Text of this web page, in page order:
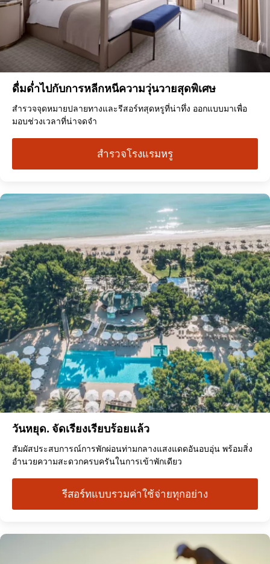
ดื่มด่ำไปกับการหลีกหนีความวุ่นวายสุดพิเศษ
สำรวจจุดหมายปลายทางและรีสอร์ทสุดหรูที่น่าทึ่ง ออกแบบมาเพื่อ
มอบช่วงเวลาที่น่าจดจำ
สำรวจโรงแรมหรู
วันหยุด. จัดเรียงเรียบร้อยแล้ว
สัมผัสประสบการณ์การพักผ่อนท่ามกลางแสงแดดอันอบอุ่น พร้อมสิ่ง
อำนวยความสะดวกครบครันในการเข้าพักเดียว
รีสอร์ทแบบรวมค่าใช้จ่ายทุกอย่าง